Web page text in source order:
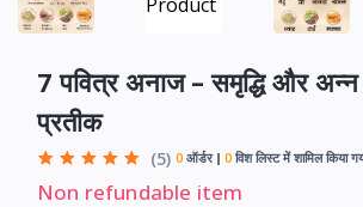
7 पवित्र अनाज – समृद्धि और अन्न
प्रतीक
(5) 0 ऑर्डर 0 विश लिस्ट में शामिल किया
Non refundable item